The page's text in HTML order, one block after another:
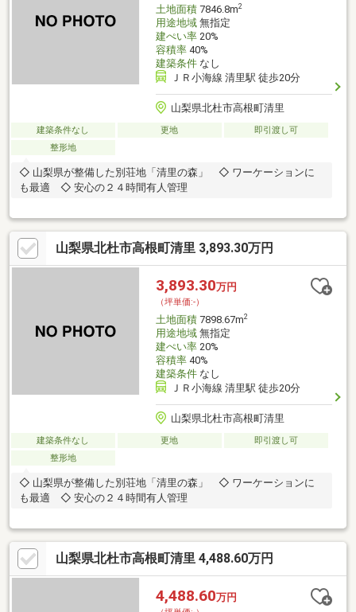
土地面積7846.8m2
用途地域無指定
建ぺい率20%
容積率40%
建築条件なし
ＪＲ小海線 清里駅 徒歩20分
山梨県北杜市高根町清里
建築条件なし 更地
即引渡し可
整形地
◇ 山梨県が整備した別荘地「清里の森」 ◇ ワーケーションに
も最適 ◇ 安心の２４時間有人管理
山梨県北杜市高根町清里 3,893.30万円
3,893.30万円
（坪単価:-）
土地面積7898.67m2
用途地域無指定
建ぺい率20%
容積率40%
建築条件なし
ＪＲ小海線 清里駅 徒歩20分
山梨県北杜市高根町清里
建築条件なし 更地
即引渡し可
整形地
◇ 山梨県が整備した別荘地「清里の森」 ◇ ワーケーションに
も最適 ◇ 安心の２４時間有人管理
山梨県北杜市高根町清里 4,488.60万円
4,488.60万円